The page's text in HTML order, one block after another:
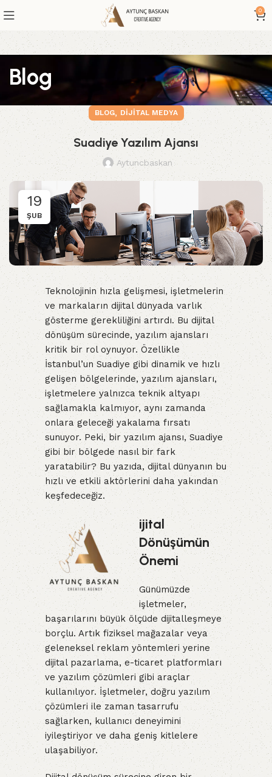
0
Blog
BLOG, DIJITAL MEDYA
Suadiye Yazılım Ajansı
Aytuncbaskan
19
ŞUB
Teknolojinin hızla gelişmesi, işletmelerin
ve markaların dijital dünyada varlık
gösterme gerekliliğini artırdı. Bu dijital
dönüşüm sürecinde, yazılım ajansları
kritik bir rol oynuyor. Özellikle
İstanbul’un Suadiye gibi dinamik ve hızlı
gelişen bölgelerinde, yazılım ajansları,
işletmelere yalnızca teknik altyapı
sağlamakla kalmıyor, aynı zamanda
onlara geleceği yakalama fırsatı
sunuyor. Peki, bir yazılım ajansı, Suadiye
gibi bir bölgede nasıl bir fark
yaratabilir? Bu yazıda, dijital dünyanın bu
hızlı ve etkili aktörlerini daha yakından
keşfedeceğiz.
ijital
Dönüşümün
Önemi
Günümüzde
işletmeler,
başarılarını büyük ölçüde dijitalleşmeye
borçlu. Artık fiziksel mağazalar veya
geleneksel reklam yöntemleri yerine
dijital pazarlama, e-ticaret platformları
ve yazılım çözümleri gibi araçlar
kullanılıyor. İşletmeler, doğru yazılım
çözümleri ile zaman tasarrufu
sağlarken, kullanıcı deneyimini
iyileştiriyor ve daha geniş kitlelere
ulaşabiliyor.